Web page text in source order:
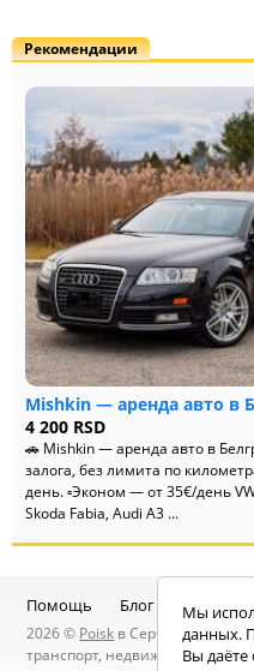
Рекомендации
Mishkin — аренда авто в
4 200 RSD
🚗 Mishkin — аренда авто в
залога, без лимита по
день. ▫️Эконом — от 35€/день
Skoda Fabia, Audi A3 ...
Помощь Блог
2026 © Poisk в Сербии —
транспорт, недвижимость,
Мы
данных.
Вы даёте